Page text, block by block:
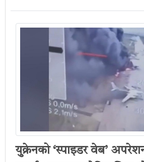
युक्रेनको ‘स्पाइडर वेब’